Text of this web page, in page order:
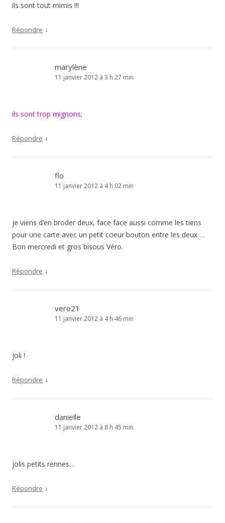
ils sont tout mimis !!!
Répondre ↓
marylène
11 janvier 2012 à 3 h 27 min
ils sont trop mignons;
Répondre ↓
flo
11 janvier 2012 à 4 h 02 min
je viens d’en broder deux, face face aussi comme les tiens
pour une carte avec un petit coeur bouton entre les deux …
Bon mercredi et gros bisous Véro.
Répondre ↓
vero21
11 janvier 2012 à 4 h 46 min
joli !
Répondre ↓
danielle
11 janvier 2012 à 8 h 45 min
jolis petits rennes…
Répondre ↓